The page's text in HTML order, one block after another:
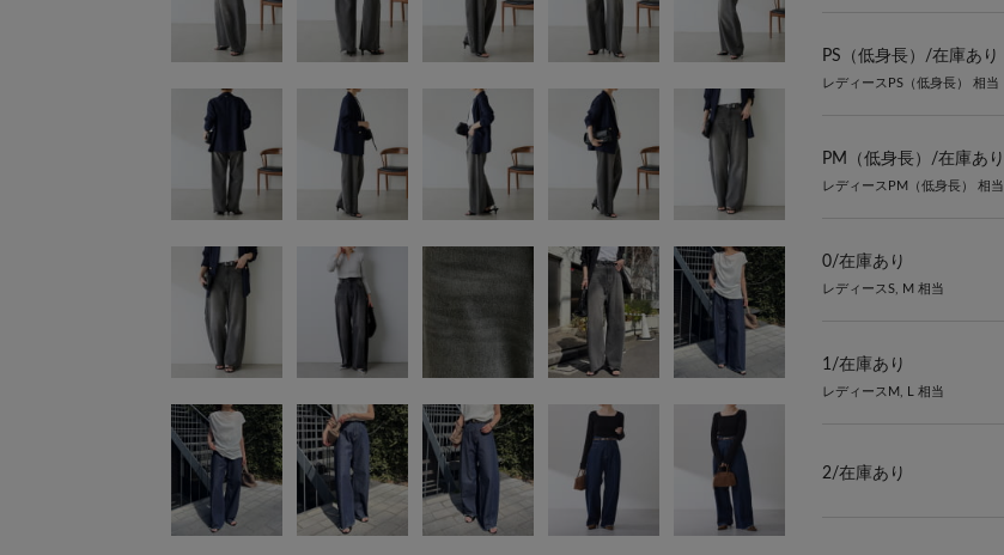
PS（低身長）/在庫あり
レディースPS（低身長） 相当
PM（低身長）/在庫あり
レディースPM（低身長） 相当
0/在庫あり
レディースS, M 相当
1/在庫あり
レディースM, L 相当
2/在庫あり